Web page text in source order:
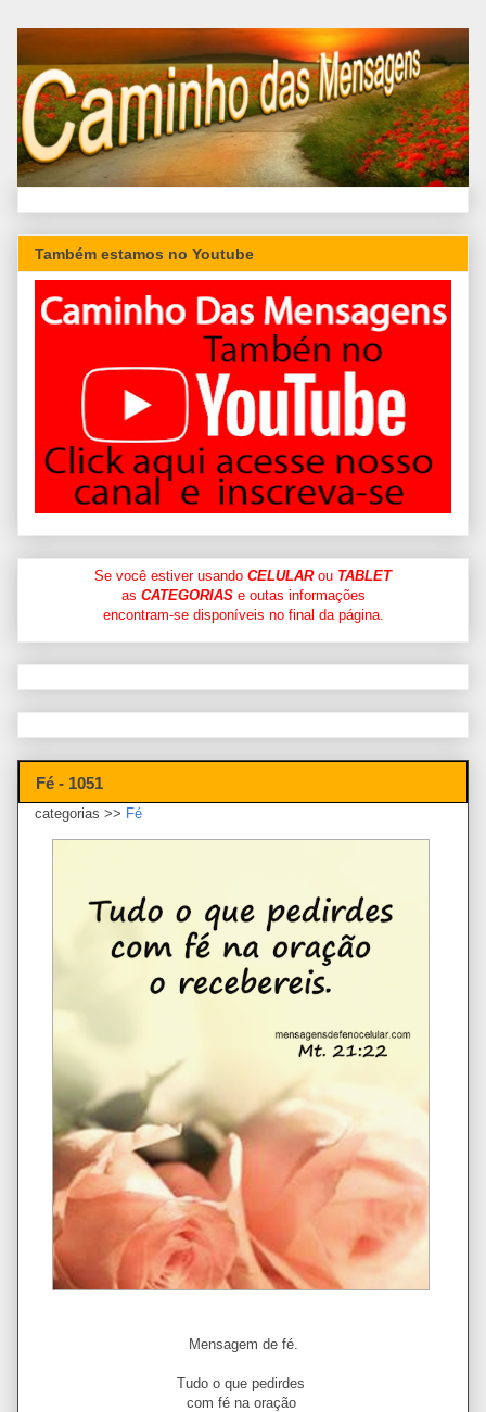
Também estamos no Youtube
Se você estiver usando CELULARou TABLET
as CATEGORIASe outas informações
encontram-se disponíveis no final da página.
Fé - 1051
categorias >> Fé
Mensagem de fé.
Tudo o que pedirdes
com fé na oração